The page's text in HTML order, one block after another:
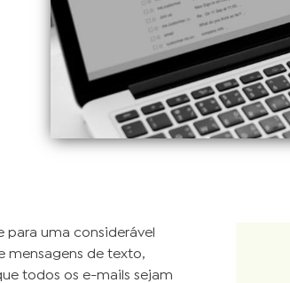
para uma considerável
mensagens de texto,
todos os e-mails sejam